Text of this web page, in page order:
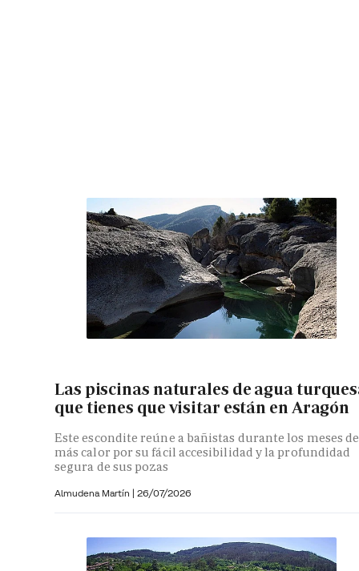
Las piscinas naturales de agua
que tienes que visitar están en Aragón
Este escondite reúne a bañistas durante los meses de
más calor por su fácil accesibilidad y la profundidad
segura de sus pozas
Almudena Martín | 26/07/2026